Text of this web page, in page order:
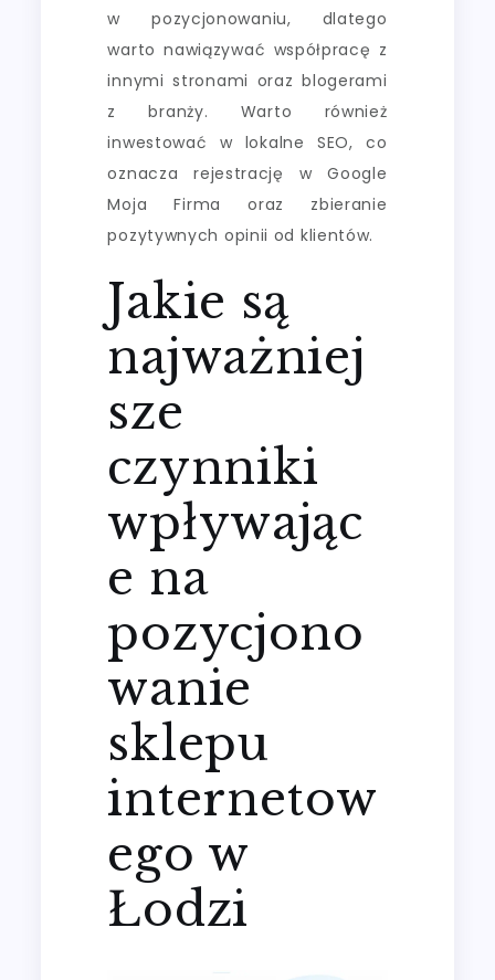
w pozycjonowaniu, dlatego
warto nawiązywać współpracę z
innymi stronami oraz blogerami
z branży. Warto również
inwestować w lokalne SEO, co
oznacza rejestrację w Google
Moja Firma oraz zbieranie
pozytywnych opinii od klientów.
Jakie są
najważniej
sze
czynniki
wpływając
e na
pozycjono
wanie
sklepu
internetow
ego w
Łodzi